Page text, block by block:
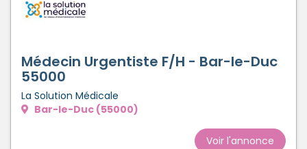
Médecin Urgentiste F/H - Bar-le-Duc
55000
La Solution Médicale
Bar-le-Duc (55000)
Voir l'annonce